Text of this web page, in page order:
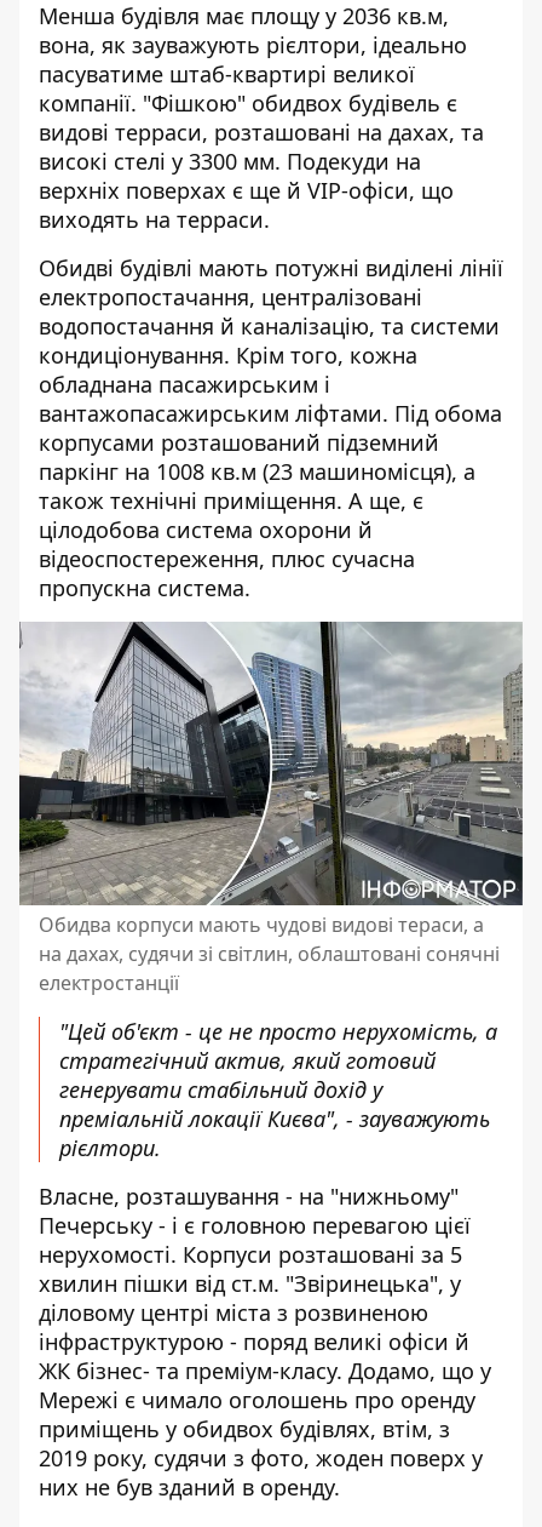
Менша будівля має площу у 2036 кв.м,
вона, як зауважують рієлтори, ідеально
пасуватиме штаб-квартирі великої
компанії. "Фішкою" обидвох будівель є
видові терраси, розташовані на дахах, та
високі стелі у 3300 мм. Подекуди на
верхніх поверхах є ще й VIP-офіси, що
виходять на терраси.
Обидві будівлі мають потужні виділені лінії
електропостачання, централізовані
водопостачання й каналізацію, та системи
кондиціонування. Крім того, кожна
обладнана пасажирським і
вантажопасажирським ліфтами. Під обома
корпусами розташований підземний
паркінг на 1008 кв.м (23 машиномісця), а
також технічні приміщення. А ще, є
цілодобова система охорони й
відеоспостереження, плюс сучасна
пропускна система.
Обидва корпуси мають чудові видові тераси, а
на дахах, судячи зі світлин, облаштовані сонячні
електростанції
"Цей об'єкт - це не просто нерухомість, а
стратегічний актив, який готовий
генерувати стабільний дохід у
преміальній локації Києва", - зауважують
рієлтори.
Власне, розташування - на "нижньому"
Печерську - і є головною перевагою цієї
нерухомості. Корпуси розташовані за 5
хвилин пішки від ст.м. "Звіринецька", у
діловому центрі міста з розвиненою
інфраструктурою - поряд великі офіси й
ЖК бізнес- та преміум-класу. Додамо, що у
Мережі є чимало оголошень про оренду
приміщень у обидвох будівлях, втім, з
2019 року, судячи з фото, жоден поверх у
них не був зданий в оренду.